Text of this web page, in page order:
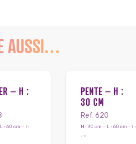
AUSSI…
– H :
: 60 cm – l :
PENTE – H :
30 CM
Ref. 620
H : 30 cm – L : 60 cm – l :
60 cm